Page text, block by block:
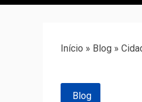
Início » Blog »
Blog